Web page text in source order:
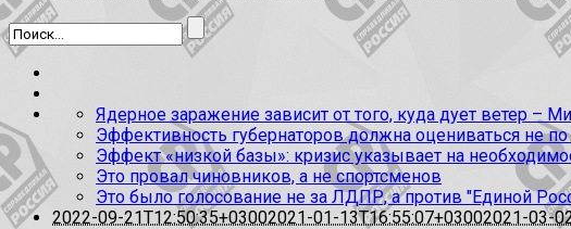
Ядерное заражение зависит от того, куда дует ветер –
Эффективность губернаторов должна оцениваться не
Эффект «низкой базы»: кризис указывает на
Это провал чиновников, а не спортсменов
Это было голосование не за ЛДПР, а против "Единой
2022-09-21T12:50:35+03002021-01-13T16:55:07+03002021-03-